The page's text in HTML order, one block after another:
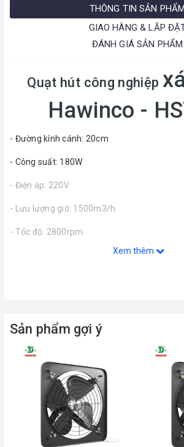
THÔNG TIN SẢN PHẨM
GIAO HÀNG & LẮP
ĐÁNH GIÁ SẢN PHẨM
Quạt hút công nghiệp
Hawinco -
- Đường kính cánh: 20cm
- Công suất: 180W
- Điện áp: 220V
- Lưu lượng gió: 1500m3/h
- Tốc độ: 2800rpm
- Dùng để cấp gió tươi, dẫn khí vào hầm xe,
hút bụi trong xây dựng.
- Quạt thiết kế nhỏ gọn, tiện dụng, dễ dàng
vực sử dụng.
- Quạt Hút Xách Tay HASAKI HST có thể sử
gió có kích cỡ phù hợp với quạt.
Hình dáng cách tân, công nghệ hoàn
Xem thêm
Sản phẩm gợi ý